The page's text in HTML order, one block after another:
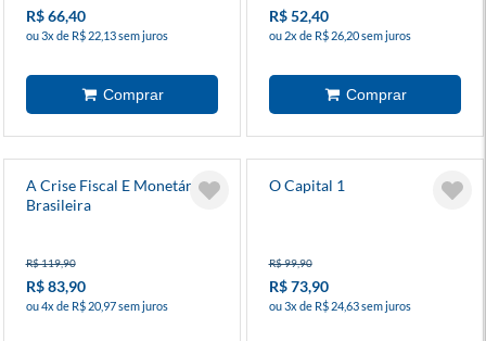
R$ 66,40
ou 3x de R$ 22,13 sem juros
R$ 52,40
ou 2x de R$ 26,20 sem juros
A Crise Fiscal E Monetária
Brasileira
R$ 119,90
R$ 83,90
ou 4x de R$ 20,97 sem juros
O Capital 1
R$ 99,90
R$ 73,90
ou 3x de R$ 24,63 sem juros